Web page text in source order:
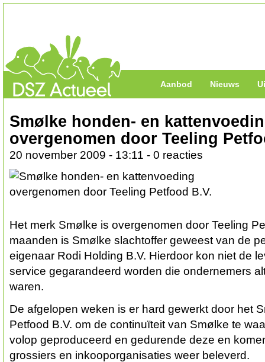
Aanbod Nieuws
Smølke honden- en
overgenomen door Teeling
20 november 2009 - 13:11 - 0 reacties
Het merk Smølke is overgenomen door Teeling
maanden is Smølke slachtoffer geweest van de
eigenaar Rodi Holding B.V. Hierdoor kon niet de
service gegarandeerd worden die ondernemers
waren.
De afgelopen weken is er hard gewerkt door het
Petfood B.V. om de continuïteit van Smølke te
volop geproduceerd en gedurende deze en
grossiers en inkooporganisaties weer beleverd.